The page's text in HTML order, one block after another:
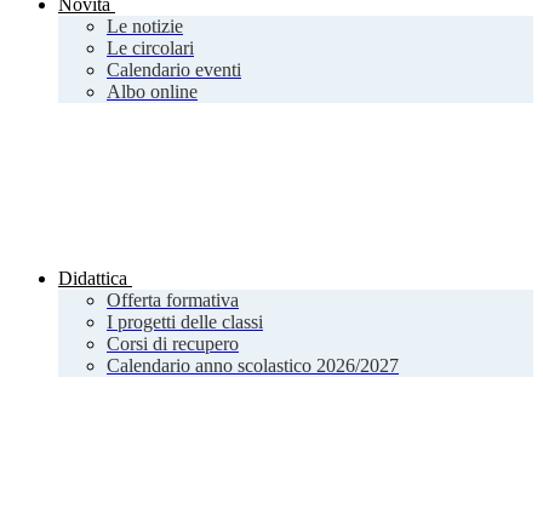
Novità
Le notizie
Le circolari
Calendario eventi
Albo online
Didattica
Offerta formativa
I progetti delle classi
Corsi di recupero
Calendario anno scolastico 2026/2027